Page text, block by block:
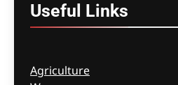
Useful Links
Agriculture